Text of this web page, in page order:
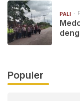
PALI
Populer